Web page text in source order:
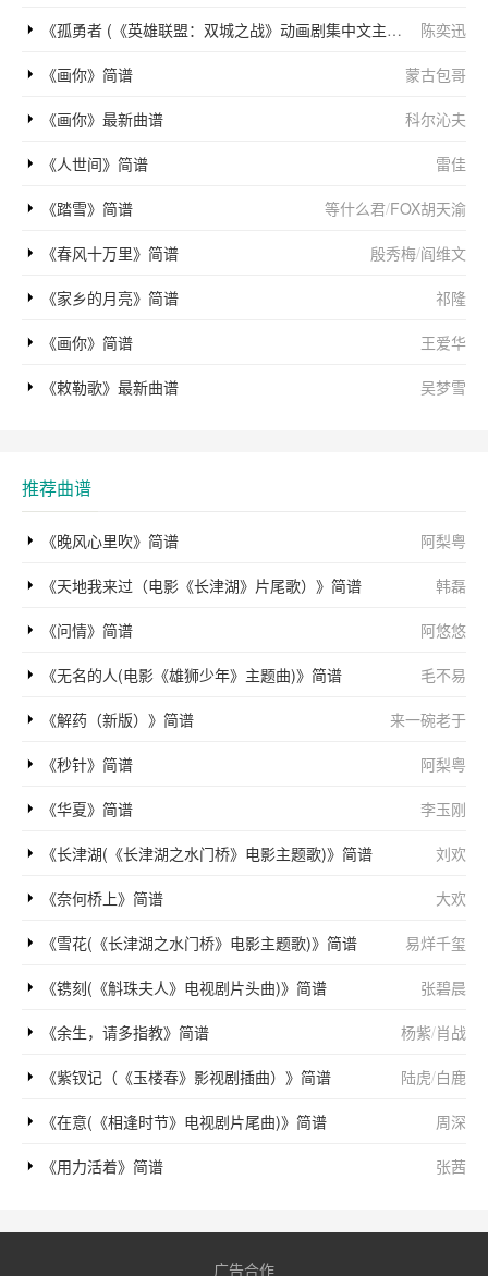
陈奕迅
《孤勇者 (《英雄联盟：双城之战》动画剧集中文主题曲)》简谱
蒙古包哥
《画你》简谱
科尔沁夫
《画你》最新曲谱
雷佳
《人世间》简谱
等什么君/FOX胡天渝
《踏雪》简谱
殷秀梅/阎维文
《春风十万里》简谱
祁隆
《家乡的月亮》简谱
王爱华
《画你》简谱
吴梦雪
《敕勒歌》最新曲谱
推荐曲谱
阿梨粤
《晚风心里吹》简谱
韩磊
《天地我来过（电影《长津湖》片尾歌）》简谱
阿悠悠
《问情》简谱
毛不易
《无名的人(电影《雄狮少年》主题曲)》简谱
来一碗老于
《解药（新版）》简谱
阿梨粤
《秒针》简谱
李玉刚
《华夏》简谱
刘欢
《长津湖(《长津湖之水门桥》电影主题歌)》简谱
大欢
《奈何桥上》简谱
易烊千玺
《雪花(《长津湖之水门桥》电影主题歌)》简谱
张碧晨
《镌刻(《斛珠夫人》电视剧片头曲)》简谱
杨紫/肖战
《余生，请多指教》简谱
陆虎/白鹿
《紫钗记（《玉楼春》影视剧插曲）》简谱
周深
《在意(《相逢时节》电视剧片尾曲)》简谱
张茜
《用力活着》简谱
广告合作